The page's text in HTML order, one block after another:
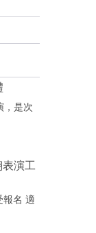
，是次
演工
報名 適